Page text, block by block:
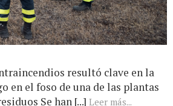
resultó clave en la
en el foso de una de las plantas
Se han [...] Leer más...